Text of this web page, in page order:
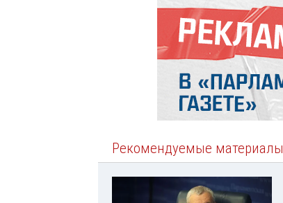
Рекомендуемые материалы